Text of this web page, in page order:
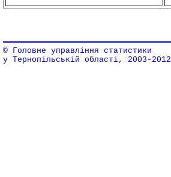
© Головне управління статистики
у Тернопільській області, 2003-2012